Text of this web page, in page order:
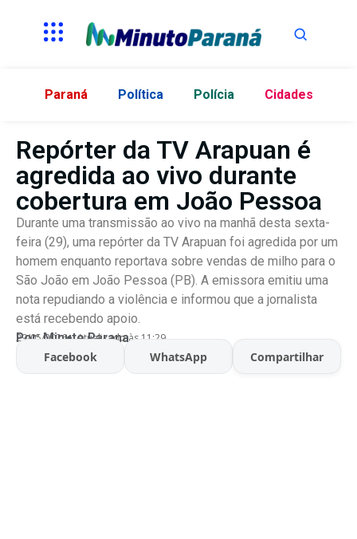
Paraná Política Polícia Cidades
Repórter da TV Arapuan é
agredida ao vivo durante
cobertura em João Pessoa
Durante uma transmissão ao vivo na manhã desta sexta-
feira (29), uma repórter da TV Arapuan foi agredida por um
homem enquanto reportava sobre vendas de milho para o
São João em João Pessoa (PB). A emissora emitiu uma
nota repudiando a violência e informou que a jornalista
está recebendo apoio.
Por:Minuto Parana
29/05/2026 Atualizado às 11:29
Facebook WhatsApp Compartilhar